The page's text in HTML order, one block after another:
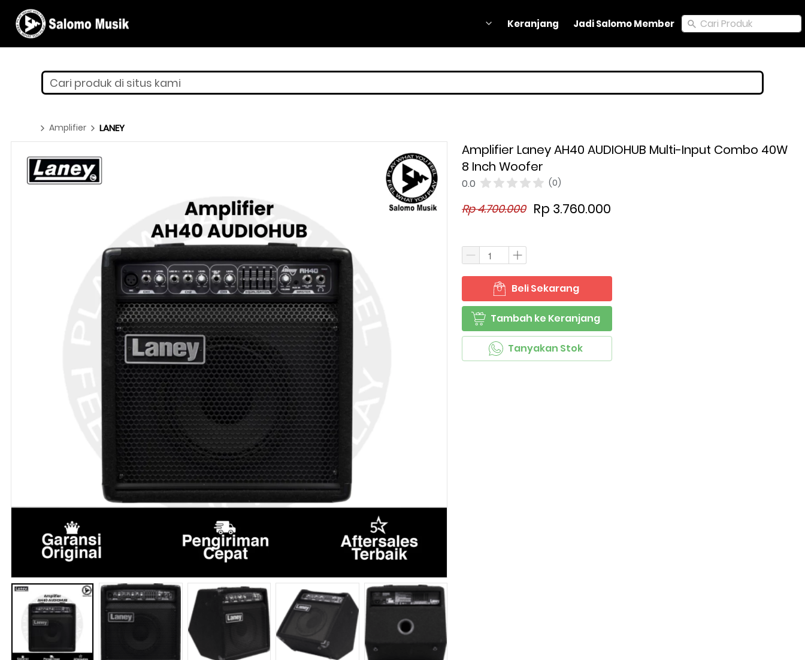
Keranjang Jadi Salomo Member Cari Produk
Keranjang Jadi Salomo Member Cari Produk
Cari produk di situs kami
Amplifier LANEY
Amplifier Laney AH40 AUDIOHUB Multi-Input Combo 40W
8 Inch Woofer
0.0 (0)
Rp 4.700.000 Rp 3.760.000
` Beli Sekarang
` Tambah ke Keranjang
` Tanyakan Stok